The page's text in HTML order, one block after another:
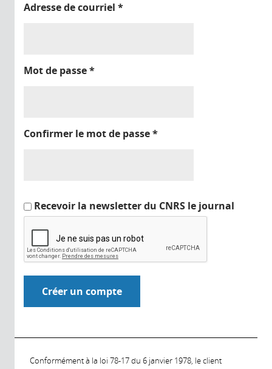
Adresse de courriel *
Mot de passe*
Confirmer le mot de passe*
Recevoir la newsletter du CNRS le journal
Conformément à la loi 78-17 du 6 janvier 1978, le client